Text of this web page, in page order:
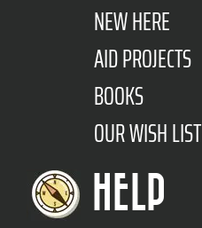
NEW HERE
AID PROJECTS
BOOKS
OUR WISH LIST
HELP